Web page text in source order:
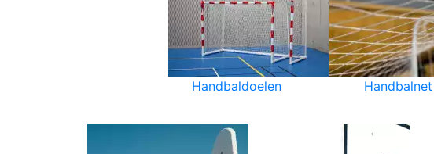
Handbaldoelen Handbalnet